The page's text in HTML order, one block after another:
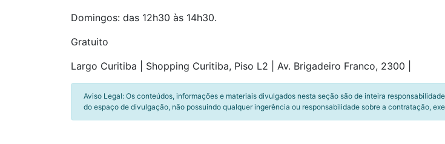
Domingos: das 12h30 às 14h30.
Gratuito
Largo Curitiba | Shopping Curitiba, Piso L2 | Av. Brigadeiro Franco, 2300 |
Aviso Legal: Os conteúdos, informações e materiais divulgados nesta seção são de inteira
do espaço de divulgação, não possuindo qualquer ingerência ou responsabilidade sobre a contratação,